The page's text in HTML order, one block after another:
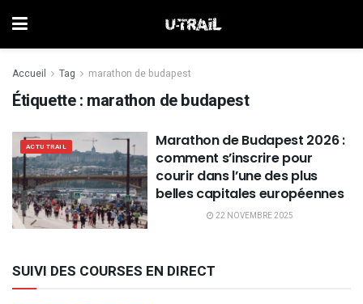
Accueil Tag marathon de budapest
Étiquette : marathon de budapest
ACTU TRAIL
Marathon de Budapest 2026 :
comment s’inscrire pour
courir dans l’une des plus
belles capitales européennes
22 NOVEMBRE 2025
SUIVI DES COURSES EN DIRECT